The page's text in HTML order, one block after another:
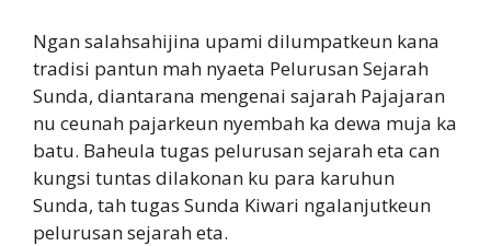
Ngan salahsahijina upami dilumpatkeun kana
tradisi pantun mah nyaeta Pelurusan Sejarah
Sunda, diantarana mengenai sajarah Pajajaran
nu ceunah pajarkeun nyembah ka dewa muja ka
batu. Baheula tugas pelurusan sejarah eta can
kungsi tuntas dilakonan ku para karuhun
Sunda, tah tugas Sunda Kiwari ngalanjutkeun
pelurusan sejarah eta.